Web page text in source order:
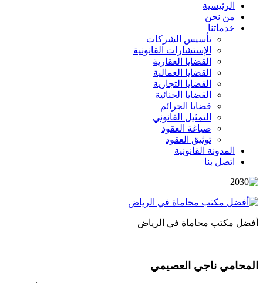
الرئيسية
من نحن
خدماتنا
تأسيس الشركات
الإستشارات القانونية
القضايا العقارية
القضايا العمالية
القضايا التجارية
القضايا الجنائية
قضايا الجرائم
التمثيل القانوني
صياغة العقود
توثيق العقود
المدونة القانونية
اتصل بنا
أفضل مكتب محاماة في الرياض
المحامي ناجي العصيمي